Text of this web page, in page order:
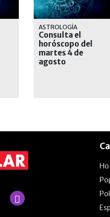
ASTROLOGÍA
Consulta el
horóscopo del
martes 4 de
agosto